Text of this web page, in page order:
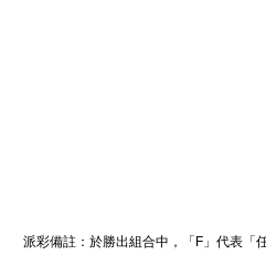
派彩備註：於勝出組合中，「F」代表「